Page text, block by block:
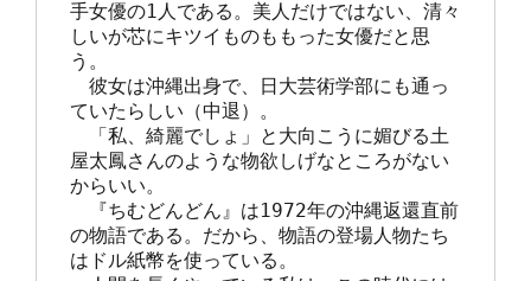
手女優の1人である。美人だけではない、清々
しいが芯にキツイものももった女優だと思
う。
彼女は沖縄出身で、日大芸術学部にも通っ
ていたらしい（中退）。
「私、綺麗でしょ」と大向こうに媚びる土
屋太鳳さんのような物欲しげなところがない
からいい。
『ちむどんどん』は1972年の沖縄返還直前
の物語である。だから、物語の登場人物たち
はドル紙幣を使っている。